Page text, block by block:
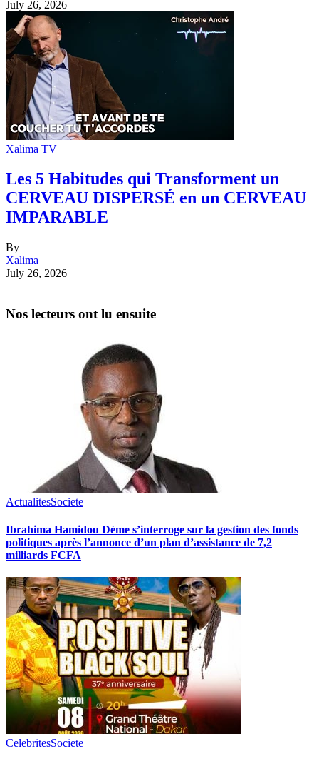
July 26, 2026
Xalima TV
Les 5 Habitudes qui Transforment un
CERVEAU DISPERSÉ en un CERVEAU
IMPARABLE
By
Xalima
July 26, 2026
Nos lecteurs ont lu ensuite
ActualitesSociete
Ibrahima Hamidou Déme s’interroge sur la gestion des fonds
politiques après l’annonce d’un plan d’assistance de 7,2
milliards FCFA
CelebritesSociete